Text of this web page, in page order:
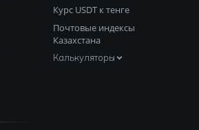
Курс USDT к тенге
Почтовые индексы
Казахстана
Калькуляторы